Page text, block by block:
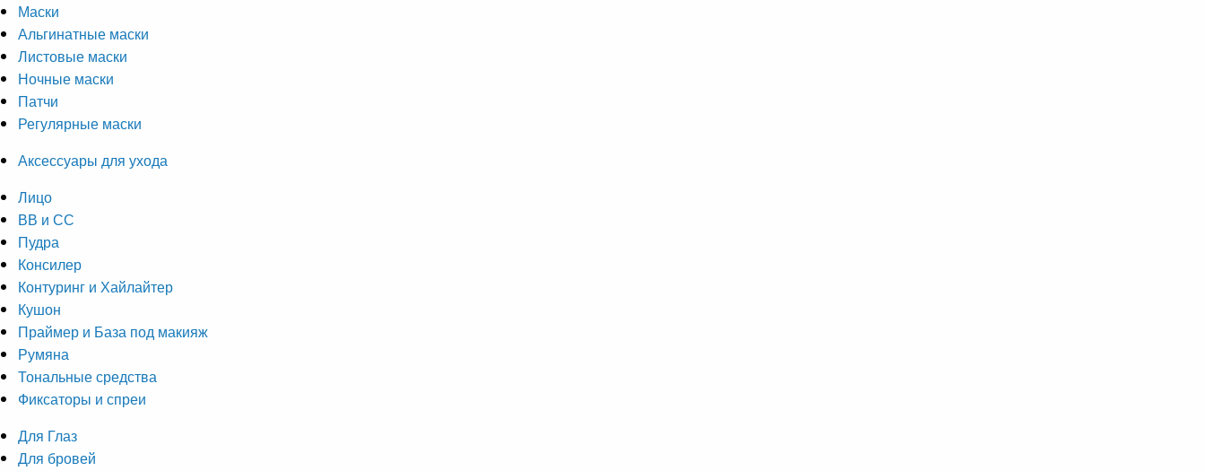
Маски
Альгинатные маски
Листовые маски
Ночные маски
Патчи
Регулярные маски
Аксессуары для ухода
Лицо
ВВ и СС
Пудра
Консилер
Контуринг и Хайлайтер
Кушон
Праймер и База под макияж
Румяна
Тональные средства
Фиксаторы и спреи
Для Глаз
Для бровей